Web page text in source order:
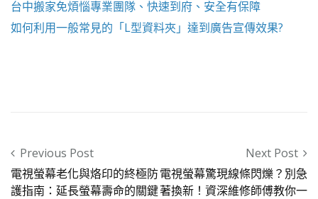
台中搬家免煩惱專業團隊、快速到府、安全有保障
如何利用一般常見的「L型資料夾」達到廣告宣傳效果?
Post navigation
Previous Post
電視螢幕老化與烙印的終極防
護指南：延長螢幕壽命的關鍵
Next Post
電視螢幕驚現線條閃爍？別急
著換新！資深維修師傅教你一